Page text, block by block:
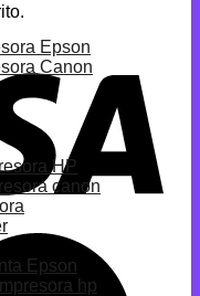
Epson
Canon
HP
canon
Epson
hp